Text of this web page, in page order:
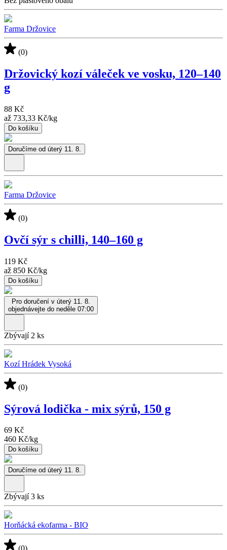
Farma Držovice
(0)
Držovický kozí váleček ve vosku, 120–⁠⁠⁠⁠⁠⁠140
g
88 Kč
až 733,33 Kč/kg
Do košíku
Doručíme od úterý 11. 8.
Farma Držovice
(0)
Ovčí sýr s chilli, 140–⁠⁠⁠⁠⁠⁠160 g
119 Kč
až 850 Kč/kg
Do košíku
Pro doručení v úterý 11. 8.
objednávejte do neděle 07:00
Zbývají 2 ks
Kozí Hrádek Vysoká
(0)
Sýrová lodička - mix sýrů, 150 g
69 Kč
460 Kč/kg
Do košíku
Doručíme od úterý 11. 8.
Zbývají 3 ks
Horňácká ekofarma - BIO